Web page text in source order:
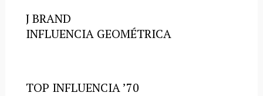
J BRAND
INFLUENCIA GEOMÉTRICA
TOP INFLUENCIA ’70